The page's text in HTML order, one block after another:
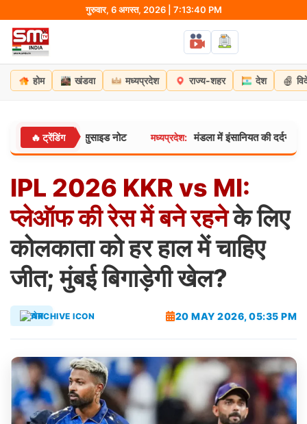
content
गुरुवार, 6 अगस्त, 2026 | 7:13:42 PM
होम खंडवा मध्यप्रदेश राज्य-शहर देश
🔥 ट्रेंडिंग
सुसाइड नोट मध्यप्रदेश: मंडला में इंसानियत की दर्दनाक मिसाल: पालतू
IPL 2026 KKR vs MI:
प्लेऑफकीरेसमेंबनेरहनेके लिए
कोलकाता को हर हाल में चाहिए
जीत; मुंबई बिगाड़ेगी खेल?
खेल 20 MAY 2026, 05:35 PM